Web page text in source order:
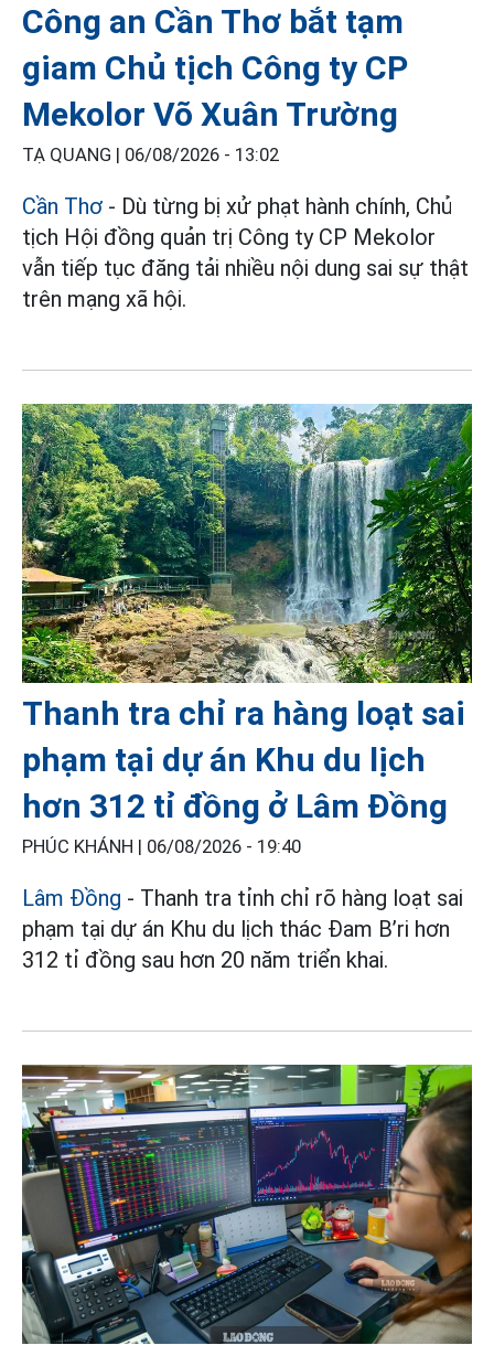
Công an Cần Thơ bắt tạm
giam Chủ tịch Công ty CP
Mekolor Võ Xuân Trường
TẠ QUANG | 06/08/2026 - 13:02
Cần Thơ - Dù từng bị xử phạt hành chính, Chủ
tịch Hội đồng quản trị Công ty CP Mekolor
vẫn tiếp tục đăng tải nhiều nội dung sai sự thật
trên mạng xã hội.
Thanh tra chỉ ra hàng loạt sai
phạm tại dự án Khu du lịch
hơn 312 tỉ đồng ở Lâm Đồng
PHÚC KHÁNH | 06/08/2026 - 19:40
Lâm Đồng - Thanh tra tỉnh chỉ rõ hàng loạt sai
phạm tại dự án Khu du lịch thác Đam B’ri hơn
312 tỉ đồng sau hơn 20 năm triển khai.